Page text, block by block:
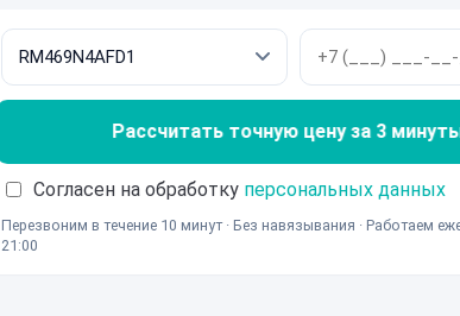
Рассчитать точную цену за 3
Согласен на обработку персональных данных
Перезвоним в течение 10 минут · Без навязывания · Работаем
21:00